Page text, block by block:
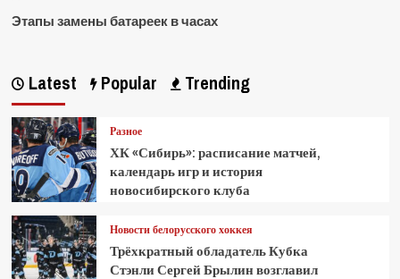
Этапы замены батареек в часах
Latest Popular Trending
Разное
ХК «Сибирь»: расписание матчей,
календарь игр и история
новосибирского клуба
Новости белорусского хоккея
Трёхкратный обладатель Кубка
Стэнли Сергей Брылин возглавил